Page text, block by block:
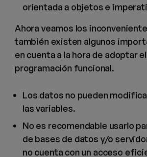
orientada a objetos e
Ahora veamos los
también existen algunos
en cuenta a la hora de adoptar
programación funcional.
Los datos no pueden
las variables.
No es recomendable usarlo
de bases de datos y/o
no cuenta con un acceso